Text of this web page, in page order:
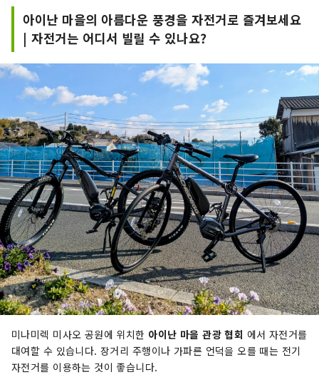
아이난 마을의 아름다운 풍경을 자전거로 즐겨보세요
| 자전거는 어디서 빌릴 수 있나요?
미나미렉 미사오 공원에 위치한 아이난 마을 관광 협회 에서 자전거를
대여할 수 있습니다. 장거리 주행이나 가파른 언덕을 오를 때는 전기
자전거를 이용하는 것이 좋습니다.